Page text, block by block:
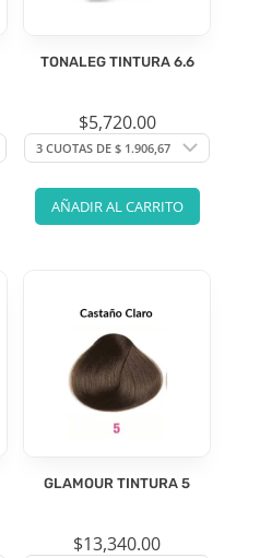
TONALEG TINTURA 6.6
$5,720.00
AÑADIR AL CARRITO
GLAMOUR TINTURA 5
$13,340.00